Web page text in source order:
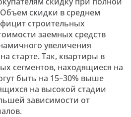
скидки в среднем
строительных
заемных средств
увеличения
старте. Так, квартиры в
сегментов, находящиеся на
быть на 15–30% выше
на высокой стадии
зависимости от